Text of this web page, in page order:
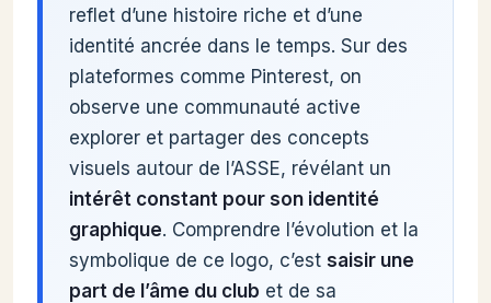
reflet d’une histoire riche et d’une
identité ancrée dans le temps. Sur des
plateformes comme Pinterest, on
observe une communauté active
explorer et partager des concepts
visuels autour de l’ASSE, révélant un
intérêt constant pour son identité
graphique. Comprendre l’évolution et la
symbolique de ce logo, c’est saisir une
part de l’âme du club et de sa